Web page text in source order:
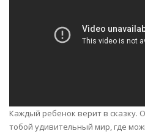
Каждый ребенок верит в сказку.
тобой удивительный мир, где